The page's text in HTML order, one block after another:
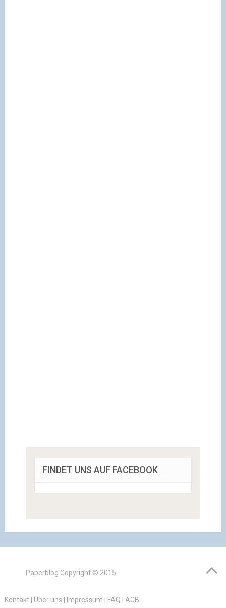
FINDET UNS AUF FACEBOOK
Paperblog Copyright © 2015.
Kontakt| Über uns Impressum FAQ AGB